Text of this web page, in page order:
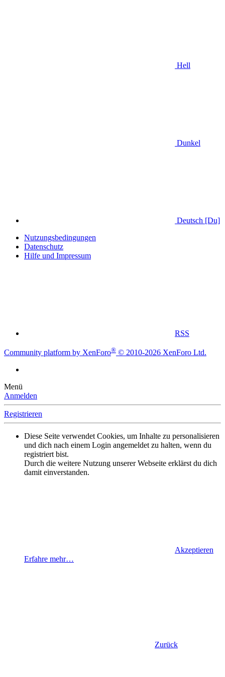
Hell
Dunkel
Deutsch [Du]
Nutzungsbedingungen
Datenschutz
Hilfe und Impressum
RSS
Community platform by XenForo® © 2010-2026 XenForo Ltd.
Menü
Anmelden
Registrieren
Diese Seite verwendet Cookies, um Inhalte zu personalisieren
und dich nach einem Login angemeldet zu halten, wenn du
registriert bist.
Durch die weitere Nutzung unserer Webseite erklärst du dich
damit einverstanden.
Akzeptieren
Erfahre mehr…
Zurück